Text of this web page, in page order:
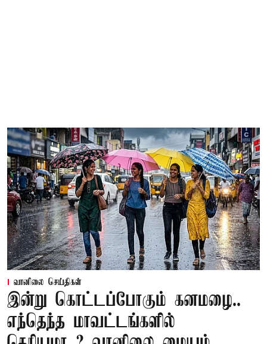
வானிலை செய்திகள்
இன்று கொட்டப்போகும் கனமழை..
எந்தெந்த மாவட்டங்களில்